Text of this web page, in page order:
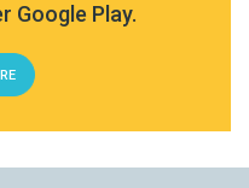
Google Play.